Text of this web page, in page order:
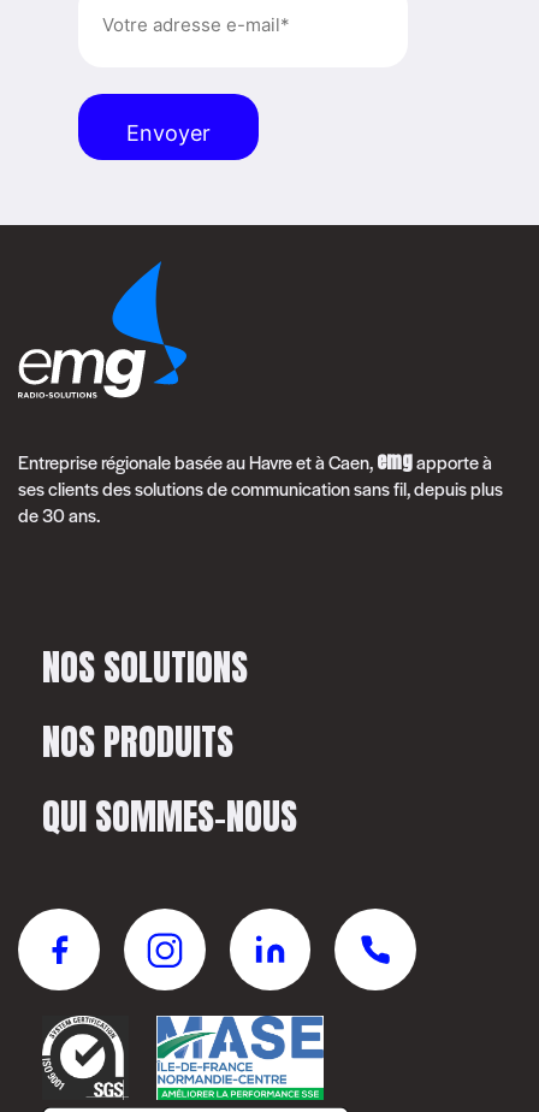
mail
Alternative:
Entreprise régionale basée au Havre et à Caen,emgapporte à
ses clients des solutions de communication sans fil, depuis plus
de 30 ans.
NOS SOLUTIONS
NOS PRODUITS
QUI SOMMES-NOUS